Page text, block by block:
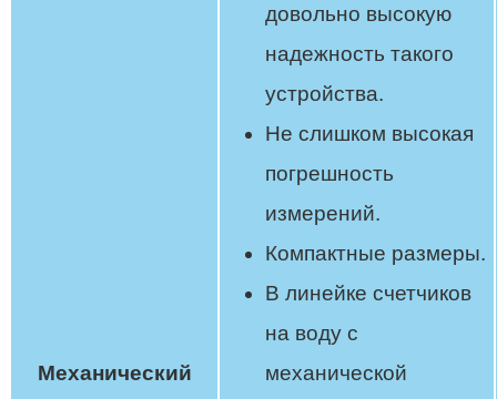
Механический
довольно высокую
надежность такого
устройства.
Не слишком высокая
погрешность
измерений.
Компактные размеры.
В линейке счетчиков
на воду с
механической